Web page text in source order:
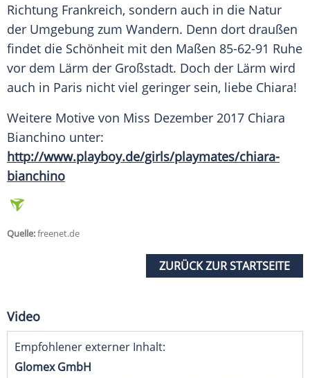
Richtung Frankreich, sondern auch in die Natur
der Umgebung zum Wandern. Denn dort draußen
findet die Schönheit mit den Maßen 85-62-91 Ruhe
vor dem Lärm der Großstadt. Doch der Lärm wird
auch in Paris nicht viel geringer sein, liebe Chiara!
Weitere Motive von Miss Dezember 2017 Chiara
Bianchino unter:
http://www.playboy.de/girls/playmates/chiara-
bianchino
Quelle:freenet.de
ZURÜCK ZUR STARTSEITE
Video
Empfohlener externer Inhalt:
Glomex GmbH